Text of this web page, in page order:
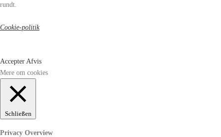
rundt.
Cookie-politik
Accepter Afvis
Mere om cookies
Schließen
Privacy Overview